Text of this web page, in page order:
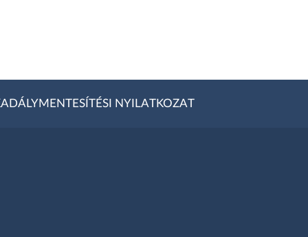
NYILATKOZAT